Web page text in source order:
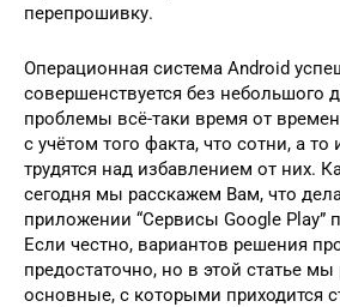
перепрошивку.
Операционная система Android
совершенствуется без небольшого
проблемы всё-таки время от
с учётом того факта, что сотни, а
трудятся над избавлением от них.
сегодня мы расскажем Вам, что
приложении “Сервисы Google Play”
Если честно, вариантов решения
предостаточно, но в этой статье
основные, с которыми приходится